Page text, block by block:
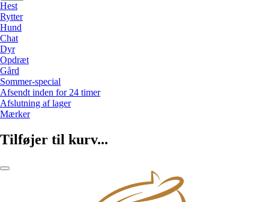
Hest
Rytter
Hund
Chat
Dyr
Opdræt
Gård
Sommer-special
Afsendt inden for 24 timer
Afslutning af lager
Mærker
Tilføjer til kurv...